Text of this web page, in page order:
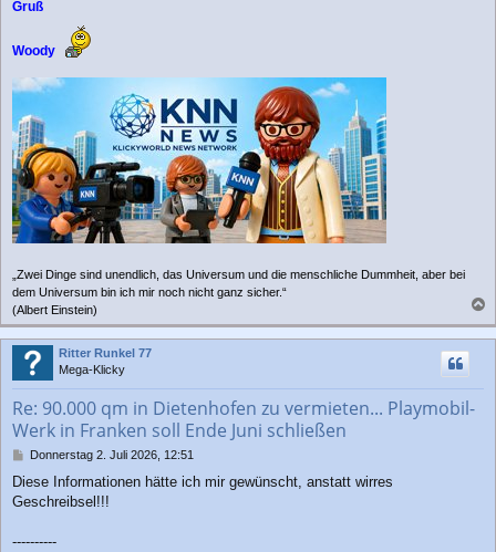
Gruß
Woody
„Zwei Dinge sind unendlich, das Universum und die menschliche Dummheit, aber bei
dem Universum bin ich mir noch nicht ganz sicher.“
(Albert Einstein)
a
c
Ritter Runkel 77
Mega-Klicky
Re: 90.000 qm in Dietenhofen zu vermieten... Playmobil-
Werk in Franken soll Ende Juni schließen
B
i
t
Donnerstag 2. Juli 2026, 12:51
Diese Informationen hätte ich mir gewünscht, anstatt wirres
Geschreibsel!!!
----------